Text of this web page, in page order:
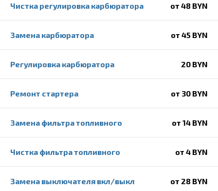
Чистка регулировка карбюратора от 48 BYN
Замена карбюратора от 45 BYN
Регулировка карбюратора 20 BYN
Ремонт стартера от 30 BYN
Замена фильтра топливного от 14 BYN
Чистка фильтра топливного от 4 BYN
Замена выключателя вкл/выкл от 28 BYN